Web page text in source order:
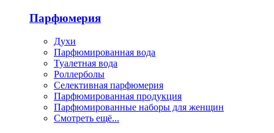
Парфюмерия
Духи
Парфюмированная вода
Туалетная вода
Роллерболы
Селективная парфюмерия
Парфюмированная продукция
Парфюмированные наборы для женщин
Смотреть ещё...